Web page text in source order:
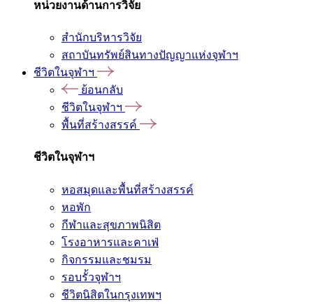
หน่วยงานด้านการวิจัย
สำนักบริหารวิจัย
สถาบันทรัพย์สินทางปัญญาแห่งจุฬาฯ
ชีวิตในจุฬาฯ
ย้อนกลับ
ชีวิตในจุฬาฯ
พื้นที่สร้างสรรค์
ชีวิตในจุฬาฯ
หอสมุดและพื้นที่สร้างสรรค์
หอพัก
กีฬาและสุขภาพนิสิต
โรงอาหารและคาเฟ่
กิจกรรมและชมรม
รอบรั้วจุฬาฯ
ชีวิตนิสิตในกรุงเทพฯ